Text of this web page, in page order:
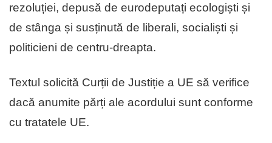
rezoluției, depusă de eurodeputați ecologiști și
de stânga și susținută de liberali, socialiști și
politicieni de centru-dreapta.
Textul solicită Curții de Justiție a UE să verifice
dacă anumite părți ale acordului sunt conforme
cu tratatele UE.